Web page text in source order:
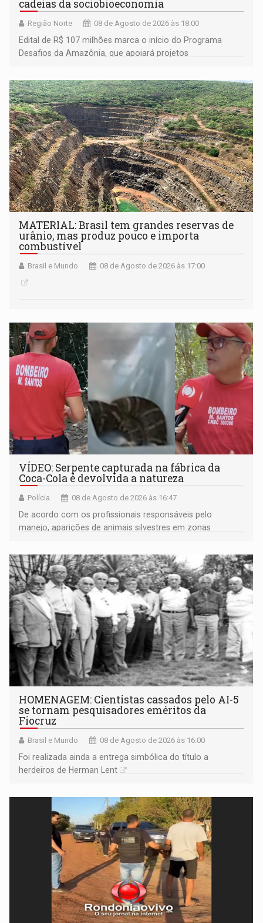
cadeias da sociobioeconomia
Região Norte 08 de Agosto de 2026 às 18:00
Edital de R$ 107 milhões marca o início do Programa
Desafios da Amazônia, que apoiará projetos
submissão de pré-propostas poderá ser feita até 1º de
setembro
MATERIAL: Brasil tem grandes reservas de
urânio, mas produz pouco e importa
combustível
Brasil e Mundo 08 de Agosto de 2026 às 17:00
VÍDEO: Serpente capturada na fábrica da
Coca-Cola é devolvida a natureza
Polícia 08 de Agosto de 2026 às 16:47
De acordo com os profissionais responsáveis pelo
manejo, aparições de animais silvestres em zonas
HOMENAGEM: Cientistas cassados pelo AI-5
se tornam pesquisadores eméritos da
Fiocruz
Brasil e Mundo 08 de Agosto de 2026 às 16:00
Foi realizada ainda a entrega simbólica do título a
herdeiros de Herman Lent